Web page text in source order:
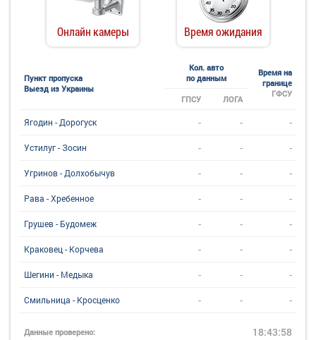
Онлайн камеры Время ожидания
Пункт пропуска
Выезд из Украины
Кол. авто
по данным
Время на
границе
ГФСУ
ГПСУ ЛОГА
Ягодин - Дорогуск - - -
Устилуг - Зосин - - -
Угринов - Долхобычув - - -
Рава - Хребенное - - -
Грушев - Будомеж - - -
Краковец - Корчева - - -
Шегини - Медыка - - -
Смильница - Кросценко - - -
Данные проверено: 18:43:58